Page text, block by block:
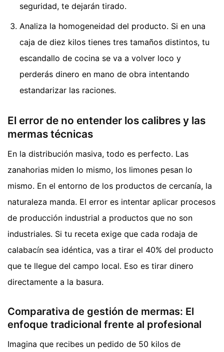
seguridad, te dejarán tirado.
Analiza la homogeneidad del producto. Si en una
caja de diez kilos tienes tres tamaños distintos, tu
escandallo de cocina se va a volver loco y
perderás dinero en mano de obra intentando
estandarizar las raciones.
El error de no entender los calibres y las
mermas técnicas
En la distribución masiva, todo es perfecto. Las
zanahorias miden lo mismo, los limones pesan lo
mismo. En el entorno de los productos de cercanía, la
naturaleza manda. El error es intentar aplicar procesos
de producción industrial a productos que no son
industriales. Si tu receta exige que cada rodaja de
calabacín sea idéntica, vas a tirar el 40% del producto
que te llegue del campo local. Eso es tirar dinero
directamente a la basura.
Comparativa de gestión de mermas: El
enfoque tradicional frente al profesional
Imagina que recibes un pedido de 50 kilos de